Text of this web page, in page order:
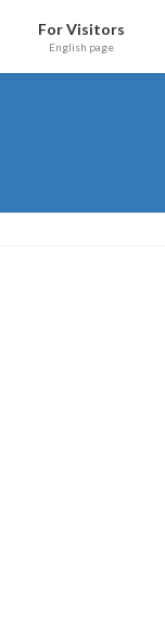
For Visitors
English page